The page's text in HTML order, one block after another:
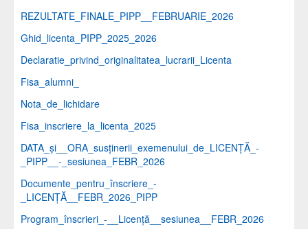
REZULTATE_FINALE_PIPP__FEBRUARIE_2026
Ghid_licenta_PIPP_2025_2026
Declaratie_privind_originalitatea_lucrarii_Licenta
Fisa_alumni_
Nota_de_lichidare
Fisa_inscriere_la_licenta_2025
DATA_și__ORA_susținerii_exemenului_de_LICENȚĂ_-
_PIPP__-_sesiunea_FEBR_2026
Documente_pentru_înscriere_-
_LICENȚĂ__FEBR_2026_PIPP
Program_înscrieri_-__Licență__sesiunea__FEBR_2026